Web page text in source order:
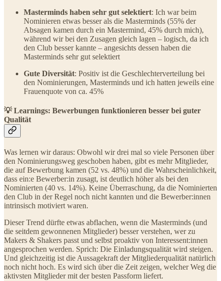
Masterminds haben sehr gut selektiert: Ich war beim
Nominieren etwas besser als die Masterminds (55% der
Absagen kamen durch ein Mastermind, 45% durch mich),
während wir bei den Zusagen gleich lagen – logisch, da ich
den Club besser kannte – angesichts dessen haben die
Masterminds sehr gut selektiert
Gute Diversität: Positiv ist die Geschlechterverteilung bei
den Nominierungen, Masterminds und ich hatten jeweils eine
Frauenquote von ca. 45%
💡 Learnings: Bewerbungen funktionieren besser bei guter
Qualität
Was lernen wir daraus: Obwohl wir drei mal so viele Personen über
den Nominierungsweg geschoben haben, gibt es mehr Mitglieder,
die auf Bewerbung kamen (52 vs. 48%) und die Wahrscheinlichkeit,
dass ein:e Bewerber:in zusagt, ist deutlich höher als bei den
Nominierten (40 vs. 14%). Keine Überraschung, da die Nominierten
den Club in der Regel noch nicht kannten und die Bewerber:innen
intrinsisch motiviert waren.
Dieser Trend dürfte etwas abflachen, wenn die Masterminds (und
die seitdem gewonnenen Mitglieder) besser verstehen, wer zu
Makers & Shakers passt und selbst proaktiv von Interessent:innen
angesprochen werden. Sprich: Die Einladungsqualität wird steigen.
Und gleichzeitig ist die Aussagekraft der Mitgliederqualität natürlich
noch nicht hoch. Es wird sich über die Zeit zeigen, welcher Weg die
aktivsten Mitglieder mit der besten Passform liefert.